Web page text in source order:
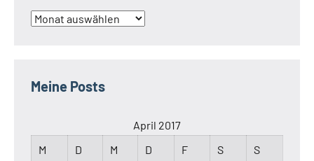
Archiv
Meine Posts
April 2017
M
D M D F S S